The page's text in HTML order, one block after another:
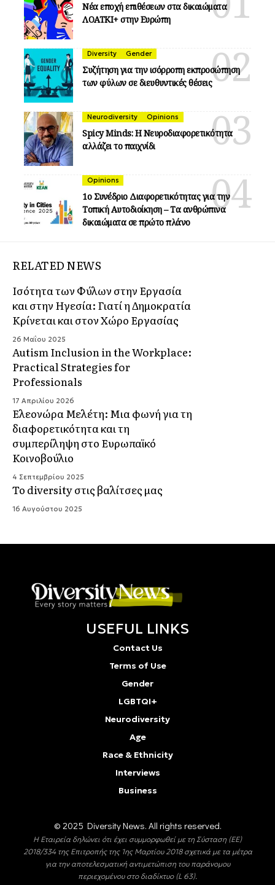
Νέα εποχή επιθέσεων στα δικαιώματα
ΛΟΑΤΚΙ+ στην Ευρώπη
Diversity Gender
Συζήτηση για την ισόρροπη εκπροσώπηση
των φύλων σε διευθυντικές θέσεις
Neurodiversity Opinions
Spicy Minds: Η Νευροδιαφορετικότητα
αλλάζει το παιχνίδι
Opinions
1ο Συνέδριο Διαφορετικότητας για την
Τοπική Αυτοδιοίκηση – Τα ανθρώπινα
δικαιώματα σε πρώτο πλάνο
RELATED NEWS
Ισότητα των Φύλων στην Εργασία
και στην Ηγεσία: Γιατί η Δημοκρατία
Κρίνεται και στον Χώρο Εργασίας
26 Μαΐου 2025
Autism Inclusion in the Workplace:
Practical Strategies for
Professionals
17 Απριλίου 2026
Ελεονώρα Μελέτη: Μια φωνή για τη
διαφορετικότητα και τη
συμπερίληψη στο Ευρωπαϊκό
Κοινοβούλιο
4 Σεπτεμβρίου 2025
Το diversity στις βαλίτσες μας
16 Αυγούστου 2025
USEFUL LINKS
Contact Us
Terms of Use
Gender
LGBTQI+
Neurodiversity
Age
Race & Ethnicity
Interviews
Business
© 2025 Diversity Νews. All rights reserved.
Η Εταιρεία δηλώνει ότι έχει συμμορφωθεί με τη Σύσταση (ΕΕ)
2018/334 της Επιτροπής της 1ης Μαρτίου 2018 σχετικά με τα μέτρα
για την αποτελεσματική αντιμετώπιση του παράνομου
περιεχομένου στο διαδίκτυο (L 63).